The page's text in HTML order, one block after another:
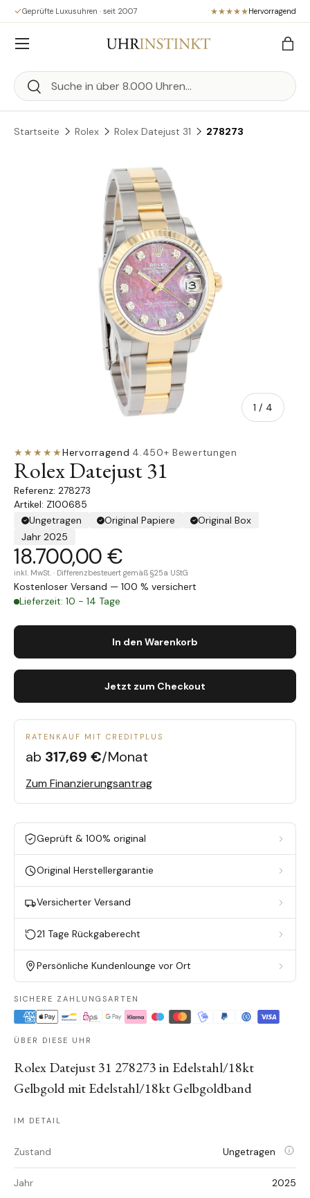
Direkt zum Inhalt
Geprüfte Luxusuhren · seit 2007 Hervorragend
Suchen
Suchen
Menü
Startseite Rolex Rolex Datejust 31 278273
Zu Produktinformationen springen
1 / von
4
★★★★★Hervorragend·4.450+ Bewertungen
Rolex Datejust 31
278273
Artikel: Z100685
Ungetragen
Original Papiere
Original Box
Jahr 2025
18.700,00 €
inkl. MwSt. · Differenzbesteuert gemäß §25a UStG
Kostenloser Versand — 100 % versichert
Lieferzeit: 10 - 14 Tage
In den Warenkorb
Jetzt zum Checkout
RATENKAUF MIT CREDITPLUS
ab 317,69 €/Monat
Zum Finanzierungsantrag
Geprüft & 100% original
Original Herstellergarantie
Versicherter Versand
21 Tage Rückgaberecht
Persönliche Kundenlounge vor Ort
SICHERE ZAHLUNGSARTEN
ÜBER DIESE UHR
Rolex Datejust 31 278273 in Edelstahl/18kt
Gelbgold mit Edelstahl/18kt Gelbgoldband
IM DETAIL
Zustand Ungetragen
Jahr 2025